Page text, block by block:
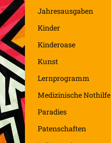
Jahresausgaben
Kinder
Kinderoase
Kunst
Lernprogramm
Medizinische Nothilfe
Paradies
Patenschaften